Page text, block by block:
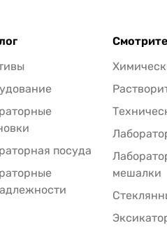
посуда
мешалки